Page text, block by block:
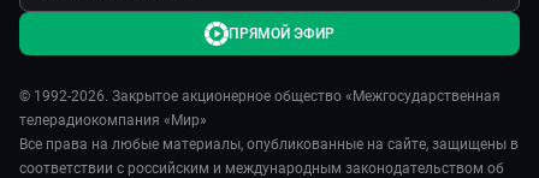
© 1992-2026. Закрытое акционерное общество «Межгосударственная
телерадиокомпания «Мир»
Все права на любые материалы, опубликованные на сайте, защищены в
соответствии с российским и международным законодательством об
ПРЯМОЙ ЭФИР